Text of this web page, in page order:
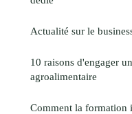
Actualité sur le
10 raisons d'engager
agroalimentaire
Comment la formation